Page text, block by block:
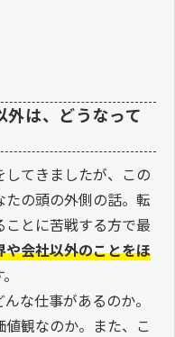
外は、どうなって
てきましたが、この
の頭の外側の話。転
とに苦戦する方で最
会社以外のことをほ
な仕事があるのか。
観なのか。また、こ